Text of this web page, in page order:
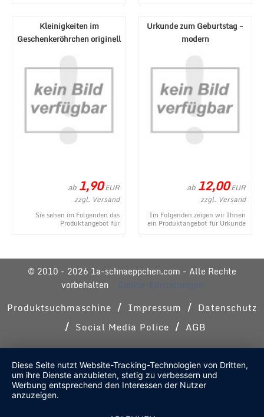
Kleinigkeiten im
Geschenkeröhrchen originell
ab 1,90EUR
zzgl. Versand
Sie sehen im Folgenden das
Produktangebot für
Urkunde zum Geburtstag -
modern
ab 12,00EUR
zzgl. Versand
Im Folgenden zeigen wir Ihnen
ein Produktangebot für Urkunde
© 2010 - 2026 1a-schnaeppchen.com - Alle Rechte
vorbehalten
Cookie-Einstellungen
Produktsuchmaschine / Impressum / Datenschutz
/ Social Media Police / AGB
Diese Seite nutzt Website-Tracking-Technologien von Dritten,
um ihre Dienste anzubieten, stetig zu verbessern und
Werbung entsprechend den Interessen der Nutzer
anzuzeigen.